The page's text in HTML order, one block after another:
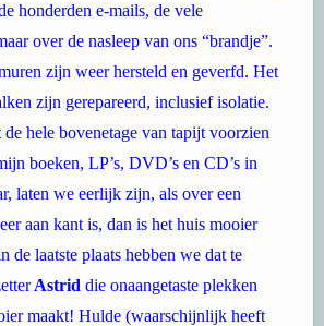
honderden e-mails, de vele
over de nasleep van ons “brandje”.
zijn weer hersteld en geverfd. Het
zijn gerepareerd, inclusief isolatie.
hele bovenetage van tapijt voorzien
boeken, LP’s, DVD’s en CD’s in
laten we eerlijk zijn, als over een
aan kant is, dan is het huis mooier
de laatste plaats hebben we dat te
Astrid die onaangetaste plekken
maakt! Hulde (waarschijnlijk heeft